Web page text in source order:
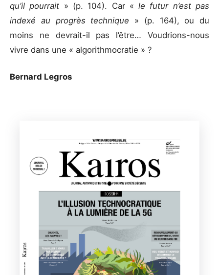
qu’il pourrait » (p. 104). Car «le futur n’est pas
indexé au progrès technique » (p. 164), ou du
moins ne devrait-il pas l’être… Voudrions-nous
vivre dans une « algorithmocratie » ?
Bernard Legros